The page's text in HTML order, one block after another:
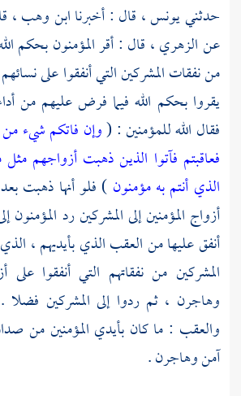
حدثنييونس ، قال :أخبرنا ابن وهب ،
عنالزهري ، قال : أقر المؤمنون بحكم
من نفقات المشركين التي أنفقوا على
يقروا بحكم الله فيما فرض عليهم من
فقال الله للمؤمنين : (وإن فاتكم شيء من
فعاقبتم فآتوا الذين ذهبت أزواجهم مثل
الذي أنتم به مؤمنون ) فلو أنها ذهبت
أزواج المؤمنين إلى المشركين رد المؤمنون
أنفق عليها من العقب الذي بأيديهم ،
المشركين من نفقاتهم التي أنفقوا على
وهاجرن ، ثم ردوا إلى المشركين
والعقب : ما كان بأيدي المؤمنين من
آمن وهاجرن .